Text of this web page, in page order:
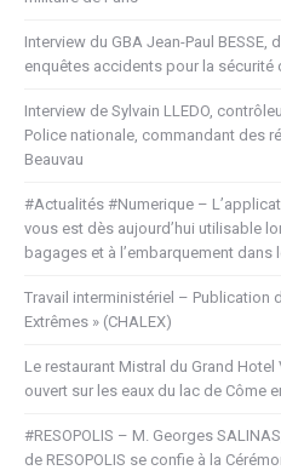
Interview du GBA Jean-Paul BESSE,
enquêtes accidents pour la sécurité
Interview de Sylvain LLEDO,
Police nationale, commandant des
Beauvau
#Actualités #Numerique –
vous est dès aujourd’hui utilisable
bagages et à l’embarquement
Travail interministériel – Publication
Extrêmes » (CHALEX)
Le restaurant Mistral du Grand
ouvert sur les eaux du lac de Côme
#RESOPOLIS – M. Georges
de RESOPOLIS se confie à la